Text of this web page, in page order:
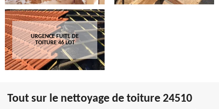
URGENCE FUITE DE
TOITURE 46 LOT
Tout sur le nettoyage de toiture 24510